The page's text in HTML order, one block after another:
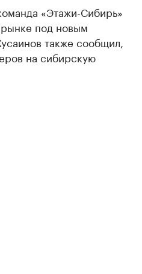
«Этажи-Сибирь»
рынке под новым
также сообщил,
на сибирскую